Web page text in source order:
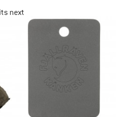
next
OFF